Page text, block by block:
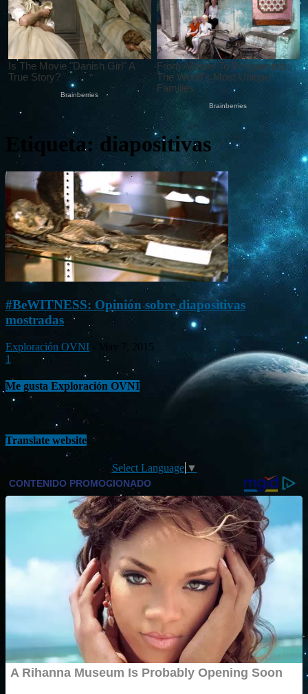
Etiqueta: diapositivas
#BeWITNESS: Opinión sobre diapositivas
mostradas
Exploración OVNI
May 7, 2015
1
Me gusta Exploración OVNI
Translate website
Select Language ▼